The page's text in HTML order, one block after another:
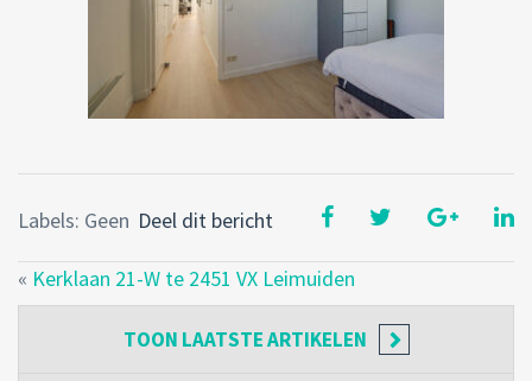
Deel dit bericht
Labels: Geen
« Kerklaan 21-W te 2451 VX Leimuiden
TOON LAATSTE ARTIKELEN